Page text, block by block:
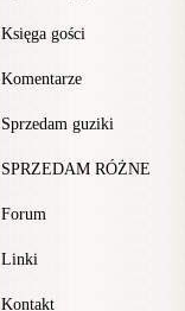
Księga gości
Komentarze
Sprzedam guziki
SPRZEDAM RÓŻNE
Forum
Linki
Kontakt